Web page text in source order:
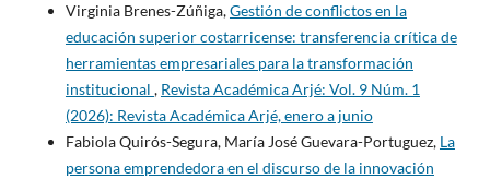
Virginia Brenes-Zúñiga,Gestión de conflictos en la
educación superior costarricense: transferencia crítica de
herramientas empresariales para la transformación
institucional , Revista Académica Arjé: Vol. 9 Núm. 1
(2026): Revista Académica Arjé, enero a junio
Fabiola Quirós-Segura, María José Guevara-Portuguez, La
persona emprendedora en el discurso de la innovación